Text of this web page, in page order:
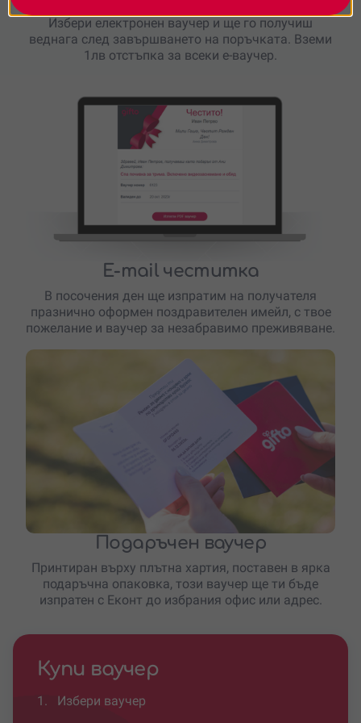
Избери електронен ваучер и ще го получиш
веднага след завършването на поръчката. Вземи
1лв отстъпка за всеки е-ваучер.
E-mail честитка
В посочения ден ще изпратим на получателя
празнично оформен поздравителен имейл, с твое
пожелание и ваучер за незабравимо преживяване.
Подаръчен ваучер
Принтиран върху плътна хартия, поставен в ярка
подаръчна опаковка, този ваучер ще ти бъде
изпратен с Еконт до избрания офис или адрес.
Купи ваучер
1. Избери ваучер